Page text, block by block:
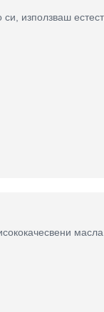
използваш